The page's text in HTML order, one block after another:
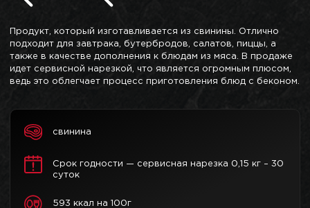
Продукт, который изготавливается из свинины. Отлично
подходит для завтрака, бутербродов, салатов, пиццы, а
также в качестве дополнения к блюдам из мяса. В продаже
идет сервисной нарезкой, что является огромным плюсом,
ведь это облегчает процесс приготовления блюд с беконом.
свинина
Срок годности — сервисная нарезка 0,15 кг – 30
суток
593 ккал на 100г